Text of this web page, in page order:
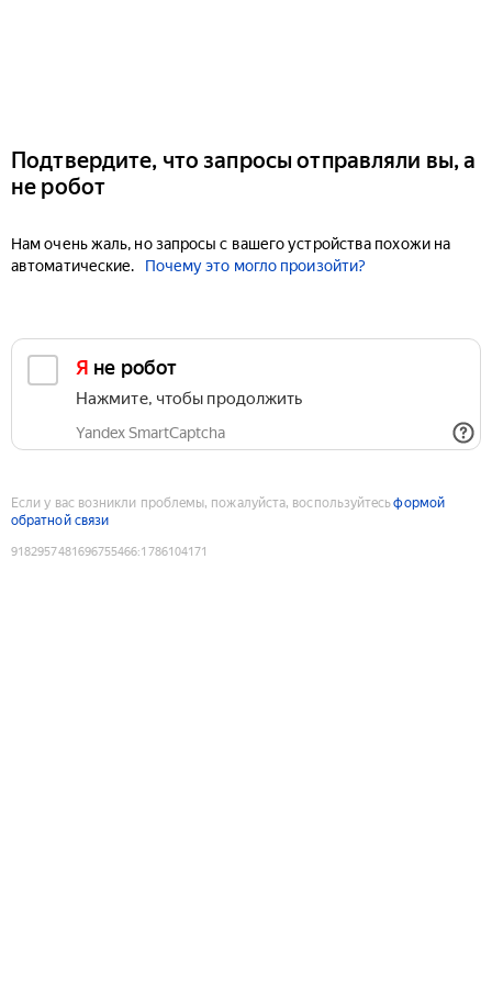
Подтвердите, что запросы отправляли вы, а
не робот
Нам очень жаль, но запросы с вашего устройства похожи на
автоматические.
Почему это могло произойти?
Я не робот
Нажмите, чтобы продолжить
Yandex SmartCaptcha
Если у вас возникли проблемы, пожалуйста, воспользуйтесьформой
обратной связи
9182957481696755466:1786104171